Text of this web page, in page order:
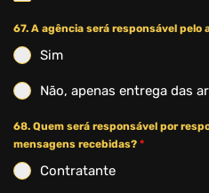
67. A agência será responsável
Sim
Não, apenas entrega das
68. Quem será responsável por
mensagens recebidas? *
Contratante